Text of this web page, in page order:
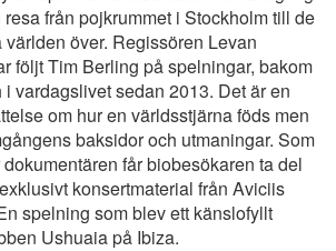
från pojkrummet i Stockholm till de
världen över. Regissören Levan
följt Tim Berling på spelningar, bakom
vardagslivet sedan 2013. Det är en
om hur en världsstjärna föds men
baksidor och utmaningar. Som
får biobesökaren ta del
konsertmaterial från Aviciis
spelning som blev ett känslofyllt
Ushuaia på Ibiza.